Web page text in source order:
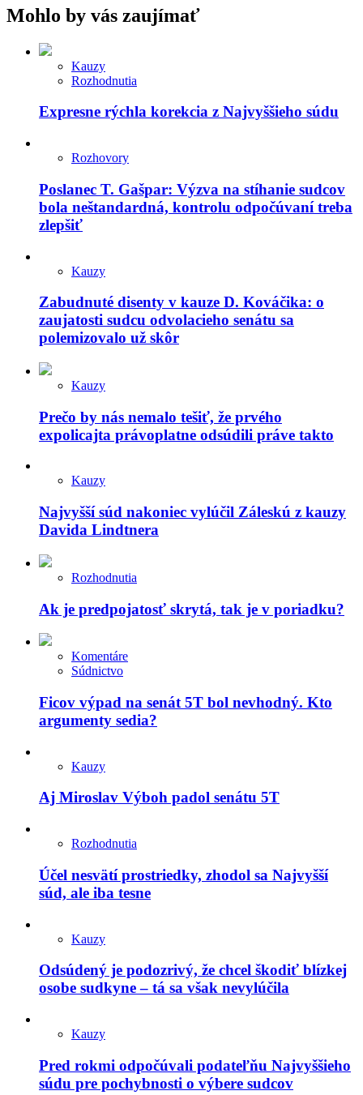
Mohlo by vás zaujímať
Kauzy
Rozhodnutia
Expresne rýchla korekcia z Najvyššieho súdu
Rozhovory
Poslanec T. Gašpar: Výzva na stíhanie sudcov
bola neštandardná, kontrolu odpočúvaní treba
zlepšiť
Kauzy
Zabudnuté disenty v kauze D. Kováčika: o
zaujatosti sudcu odvolacieho senátu sa
polemizovalo už skôr
Kauzy
Prečo by nás nemalo tešiť, že prvého
expolicajta právoplatne odsúdili práve takto
Kauzy
Najvyšší súd nakoniec vylúčil Záleskú z kauzy
Davida Lindtnera
Rozhodnutia
Ak je predpojatosť skrytá, tak je v poriadku?
Komentáre
Súdnictvo
Ficov výpad na senát 5T bol nevhodný. Kto
argumenty sedia?
Kauzy
Aj Miroslav Výboh padol senátu 5T
Rozhodnutia
Účel nesvätí prostriedky, zhodol sa Najvyšší
súd, ale iba tesne
Kauzy
Odsúdený je podozrivý, že chcel škodiť blízkej
osobe sudkyne – tá sa však nevylúčila
Kauzy
Pred rokmi odpočúvali podateľňu Najvyššieho
súdu pre pochybnosti o výbere sudcov